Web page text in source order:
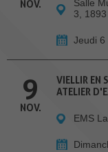
NOV.
Salle
3,
Jeudi 6
9
NOV.
VIELLIR EN
ATELIER
EMS